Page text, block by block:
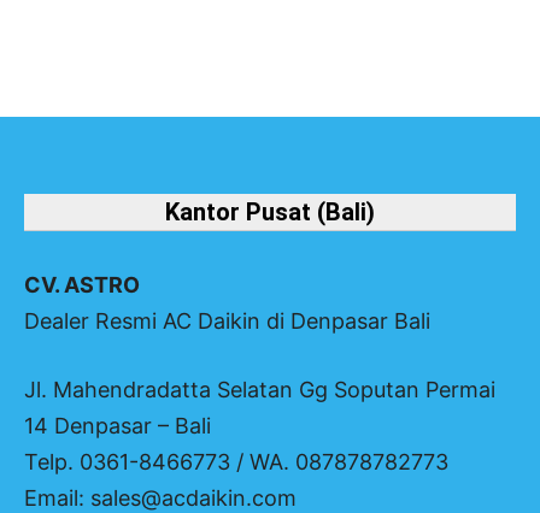
Kantor Pusat (Bali)
CV. ASTRO
Dealer Resmi AC Daikin di Denpasar Bali
Jl. Mahendradatta Selatan Gg Soputan Permai
14 Denpasar – Bali
Telp. 0361-8466773 / WA. 087878782773
Email: sales@acdaikin.com